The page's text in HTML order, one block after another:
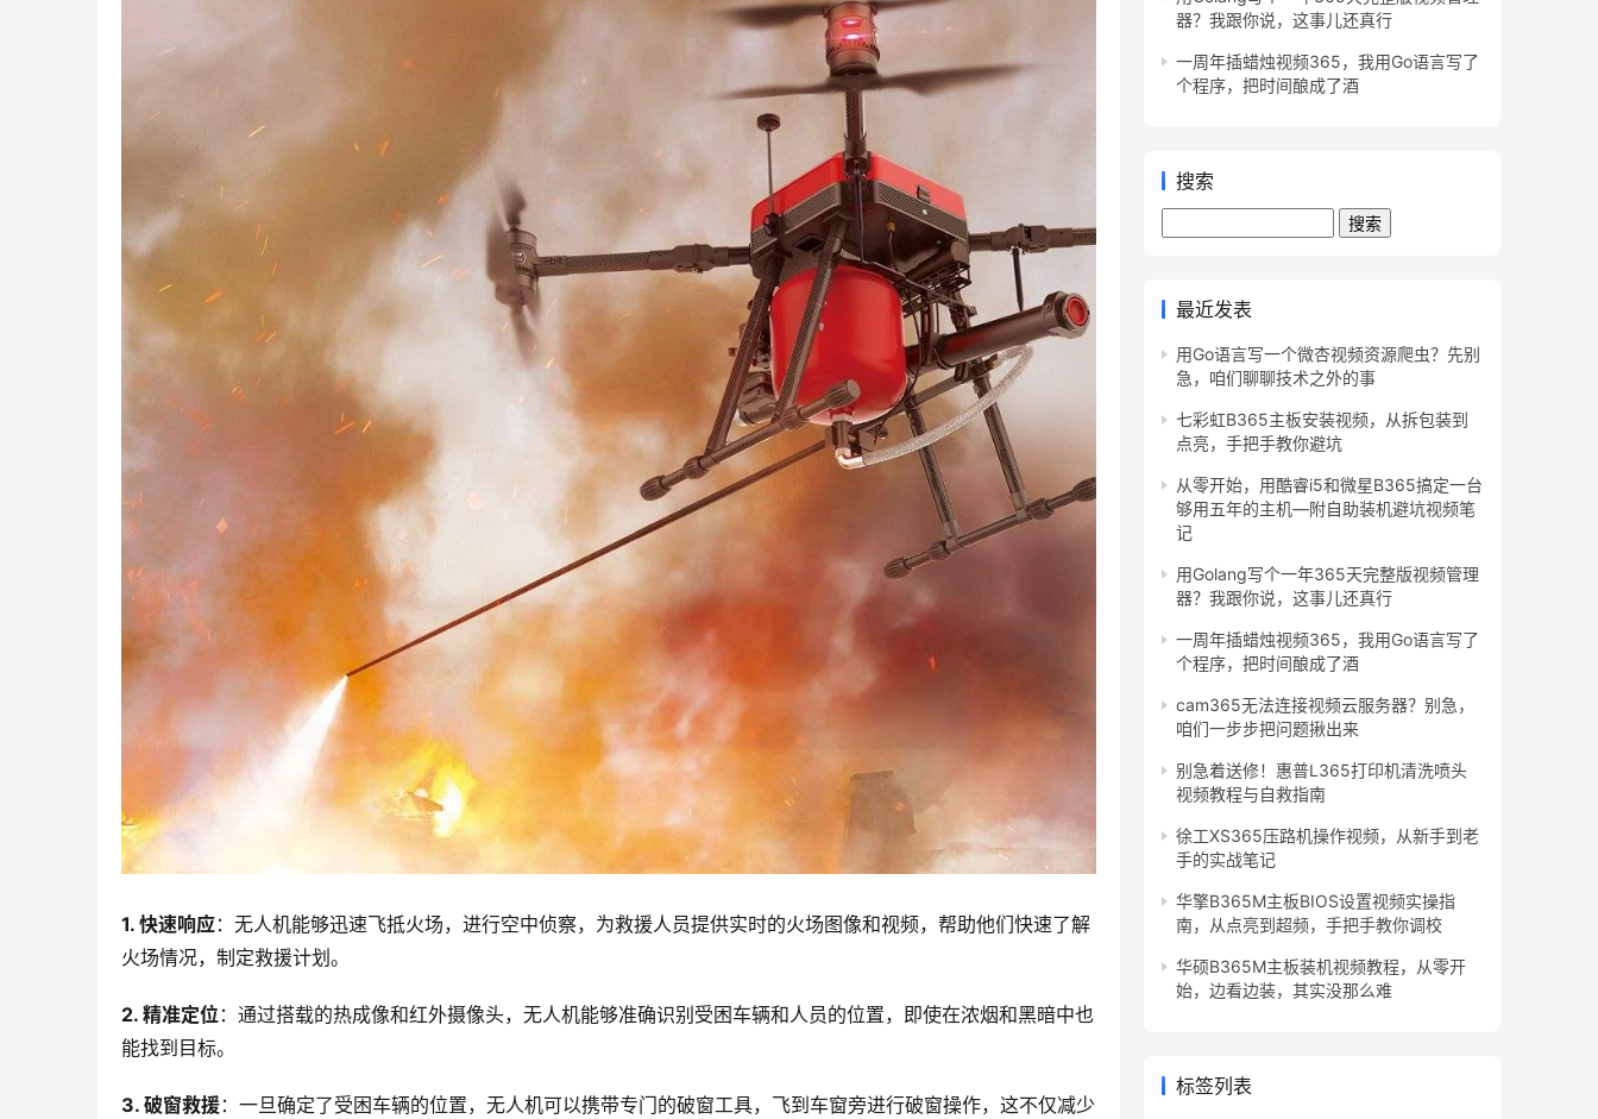
1. 快速响应：无人机能够迅速飞抵火场，进行空中侦察，为救援人员提供实时的火场图像和视频，帮助他们快速了解
火场情况，制定救援计划。
2. 精准定位 ：通过搭载的热成像和红外摄像头，无人机能够准确识别受困车辆和人员的位置，即使在浓烟和黑暗中也
能找到目标。
3. 破窗救援：一旦确定了受困车辆的位置，无人机可以携带专门的破窗工具，飞到车窗旁进行破窗操作，这不仅减少
器？我跟你说，这事儿还真行
一周年插蜡烛视频365，我用Go语言写了
个程序，把时间酿成了酒
搜索
最近发表
用Go语言写一个微杏视频资源爬虫？先别
急，咱们聊聊技术之外的事
七彩虹B365主板安装视频，从拆包装到
点亮，手把手教你避坑
从零开始，用酷睿i5和微星B365搞定一台
够用五年的主机—附自助装机避坑视频笔
记
用Golang写个一年365天完整版视频管理
器？我跟你说，这事儿还真行
一周年插蜡烛视频365，我用Go语言写了
个程序，把时间酿成了酒
cam365无法连接视频云服务器？别急，
咱们一步步把问题揪出来
别急着送修！惠普L365打印机清洗喷头
视频教程与自救指南
徐工XS365压路机操作视频，从新手到老
手的实战笔记
华擎B365M主板BIOS设置视频实操指
南，从点亮到超频，手把手教你调校
华硕B365M主板装机视频教程，从零开
始，边看边装，其实没那么难
标签列表